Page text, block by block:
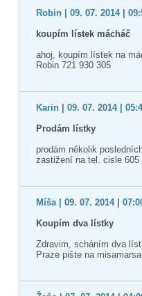
Robin | 09. 07. 2014 |
koupím lístek mácháč
ahoj, koupím lístek na
Robin 721 930 305
Karin | 09. 07. 2014 |
Prodám lístky
prodám několik
zastižení na tel. cisle 605
Míša | 09. 07. 2014 |
Koupím dva lístky
Zdravim, scháním dva
Praze pište na